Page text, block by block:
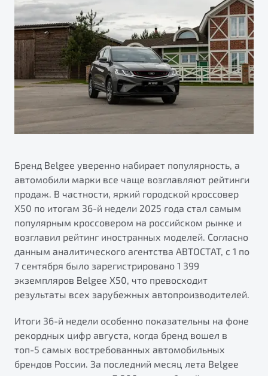
Яркий кроссовер
от 2 219 990 ₽*
Обзор В наличии
S50
от 1 699 990 ₽*
X70
Автокредит
Трейд-ин
Страхование
Расчет КАСКО
Узнайте о специальных выгодах при покупке
автомобиля Belgee
Подробно
Автомобили в наличии
Тест-драйв
ПОДДЕРЖКА
Гарантия Belgee
Belgee Линк
Belgee Клуб
Реферальная программа
Помощь на дорогах
Будьте еще более уверены на дорогах с программой
"Помощь на дорогах"
О дилерском центре
Правовая информация
Бренд Belgee уверенно набирает популярность, а
автомобили марки все чаще возглавляют рейтинги
продаж. В частности, яркий городской кроссовер
X50 по итогам 36-й недели 2025 года стал самым
популярным кроссовером на российском рынке и
возглавил рейтинг иностранных моделей. Согласно
данным аналитического агентства АВТОСТАТ, с 1 по
7 сентября было зарегистрировано 1 399
экземпляров Belgee X50, что превосходит
результаты всех зарубежных автопроизводителей.
Итоги 36-й недели особенно показательны на фоне
рекордных цифр августа, когда бренд вошел в
топ-5 самых востребованных автомобильных
брендов России. За последний месяц лета Belgee